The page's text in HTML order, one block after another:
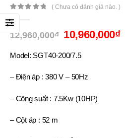
( Chưa có đánh giá nào. )
12,960,000₫ 10,960,000₫
Model: SGT40-200/7.5
– Điện áp : 380 V – 50Hz
– Công suất : 7.5Kw (10HP)
– Cột áp : 52 m